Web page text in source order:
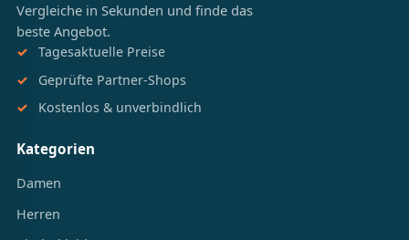
Vergleiche in Sekunden und finde das
beste Angebot.
Tagesaktuelle Preise
Geprüfte Partner-Shops
Kostenlos & unverbindlich
Kategorien
Damen
Herren